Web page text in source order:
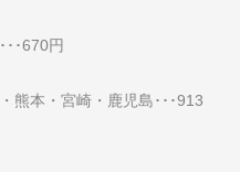
･･670円
熊本・宮崎・鹿児島･･･913